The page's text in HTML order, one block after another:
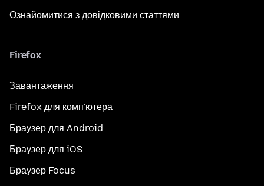
Ознайомитися з довідковими статтями
Firefox
Завантаження
Firefox для комп'ютера
Браузер для Android
Браузер для iOS
Браузер Focus